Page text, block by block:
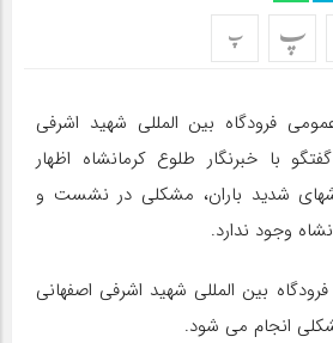
پ پ
فرودگاه بین المللی شهید اشرفی
با خبرنگار طلوع کرمانشاه اظهار
شدید باران، مشکلی در نشست و
وجود ندارد.
بین المللی شهید اشرفی اصفهانی
انجام می شود.